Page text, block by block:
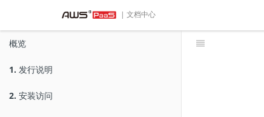
| 文档中心
概览
1. 发行说明
2. 安装访问